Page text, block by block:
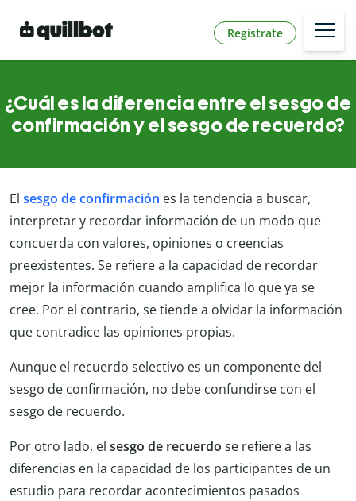
Regístrate
¿Cuál es la diferencia entre el sesgo de
confirmación y el sesgo de recuerdo?
El sesgo de confirmación es la tendencia a buscar,
interpretar y recordar información de un modo que
concuerda con valores, opiniones o creencias
preexistentes. Se refiere a la capacidad de recordar
mejor la información cuando amplifica lo que ya se
cree. Por el contrario, se tiende a olvidar la información
que contradice las opiniones propias.
Aunque el recuerdo selectivo es un componente del
sesgo de confirmación, no debe confundirse con el
sesgo de recuerdo.
Por otro lado, el sesgo de recuerdo se refiere a las
diferencias en la capacidad de los participantes de un
estudio para recordar acontecimientos pasados